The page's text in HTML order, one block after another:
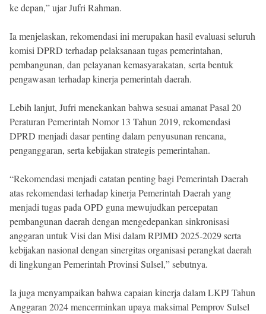
ke depan,” ujar Jufri Rahman.
Ia menjelaskan, rekomendasi ini merupakan hasil evaluasi seluruh
komisi DPRD terhadap pelaksanaan tugas pemerintahan,
pembangunan, dan pelayanan kemasyarakatan, serta bentuk
pengawasan terhadap kinerja pemerintah daerah.
Lebih lanjut, Jufri menekankan bahwa sesuai amanat Pasal 20
Peraturan Pemerintah Nomor 13 Tahun 2019, rekomendasi
DPRD menjadi dasar penting dalam penyusunan rencana,
penganggaran, serta kebijakan strategis pemerintahan.
“Rekomendasi menjadi catatan penting bagi Pemerintah Daerah
atas rekomendasi terhadap kinerja Pemerintah Daerah yang
menjadi tugas pada OPD guna mewujudkan percepatan
pembangunan daerah dengan mengedepankan sinkronisasi
anggaran untuk Visi dan Misi dalam RPJMD 2025-2029 serta
kebijakan nasional dengan sinergitas organisasi perangkat daerah
di lingkungan Pemerintah Provinsi Sulsel,” sebutnya.
Ia juga menyampaikan bahwa capaian kinerja dalam LKPJ Tahun
Anggaran 2024 mencerminkan upaya maksimal Pemprov Sulsel